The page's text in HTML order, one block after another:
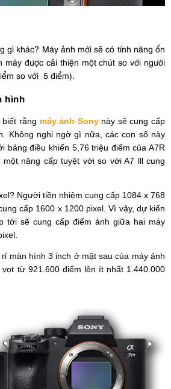
gì khác? Máy ảnh mới sẽ có tính năng ổn
máy được cải thiện một chút so với người
so với 5 điểm).
hình
biết rằng máy ảnh Sonynày sẽ cung cấp
Không nghi ngờ gì nữa, các con số này
bảng điều khiển 5,76 triệu điểm của A7R
một nâng cấp tuyệt vời so với A7 lll cung
Người tiền nhiệm cung cấp 1084 x 768
cấp 1600 x 1200 pixel. Vì vậy, dự kiến
tới sẽ cung cấp điểm ảnh giữa hai máy
màn hình 3 inch ở mặt sau của máy ảnh
từ 921.600 điểm lên ít nhất 1.440.000